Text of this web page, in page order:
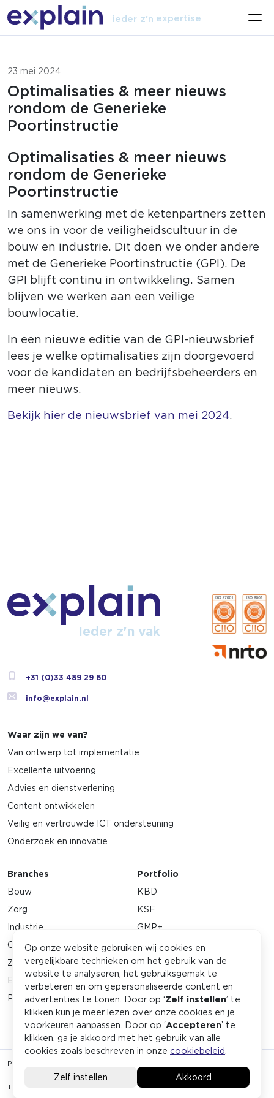
ieder z'n expertise
23 mei 2024
Optimalisaties & meer nieuws
rondom de Generieke
Poortinstructie
Optimalisaties & meer nieuws
rondom de Generieke
Poortinstructie
In samenwerking met de ketenpartners zetten
we ons in voor de veiligheidscultuur in de
bouw en industrie. Dit doen we onder andere
met de Generieke Poortinstructie (GPI). De
GPI blijft continu in ontwikkeling. Samen
blijven we werken aan een veilige
bouwlocatie.
In een nieuwe editie van de GPI-nieuwsbrief
lees je welke optimalisaties zijn doorgevoerd
voor de kandidaten en bedrijfsbeheerders en
meer nieuws.
Bekijk hier de nieuwsbrief van mei 2024.
Ieder z'n vak
+31 (0)33 489 29 60
info@explain.nl
Waar zijn we van?
Van ontwerp tot implementatie
Excellente uitvoering
Advies en dienstverlening
Content ontwikkelen
Veilig en vertrouwde ICT ondersteuning
Onderzoek en innovatie
Branches
Bouw
Zorg
Industrie
Orde & veiligheid
Zakelijke dienstverlening
Energie
Petrochemie
Portfolio
KBD
KSF
GMP+
Stichting ExTH
SSVV
EMWO
Associatie voor Examinering
Privacy statement
Terms and conditions Disclaimer Cookiebeleid
Op onze website gebruiken wij cookies en
vergelijkbare technieken om het gebruik van de
website te analyseren, het gebruiksgemak te
verbeteren en om gepersonaliseerde content en
advertenties te tonen. Door op ‘Zelf instellen’ te
klikken kun je meer lezen over onze cookies en je
voorkeuren aanpassen. Door op ‘Accepteren’ te
klikken, ga je akkoord met het gebruik van alle
cookies zoals beschreven in onze cookiebeleid